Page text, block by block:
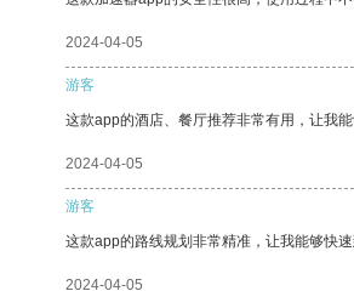
2024-04-05
游客
这款app的酒店、餐厅推荐非常有用，让我
2024-04-05
游客
这款app的路线规划非常精准，让我能够快速
2024-04-05